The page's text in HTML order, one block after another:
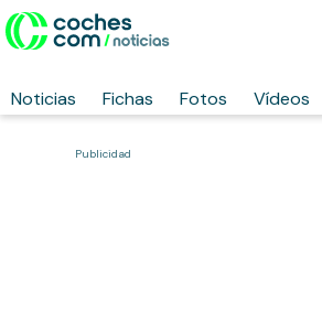
Noticias Fichas Fotos Vídeos
Publicidad